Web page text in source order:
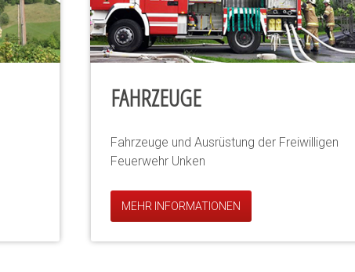
FAHRZEUGE
Fahrzeuge und Ausrüstung der Freiwilligen
Feuerwehr Unken
MEHR INFORMATIONEN